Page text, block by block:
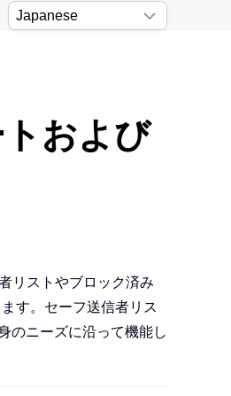
および
リストやブロック済み
す。セーフ送信者リス
のニーズに沿って機能し